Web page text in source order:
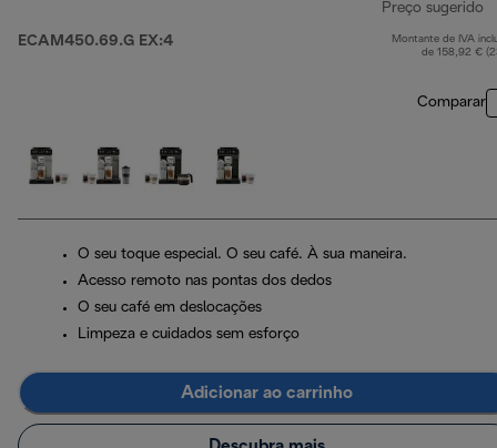
ECAM450.69.G EX:4
Preço sugerido
Montante de IVA
de 158,92 €
Comparar
O seu toque especial. O seu café. À sua maneira.
Acesso remoto nas pontas dos dedos
O seu café em deslocações
Limpeza e cuidados sem esforço
Adicionar ao carrinho